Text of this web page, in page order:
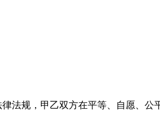
法规，甲乙双方在平等、自愿、公